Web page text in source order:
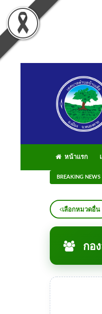
หน้าแรก
BREAKING NEWS
เลือกหมวดอื่น
กอ